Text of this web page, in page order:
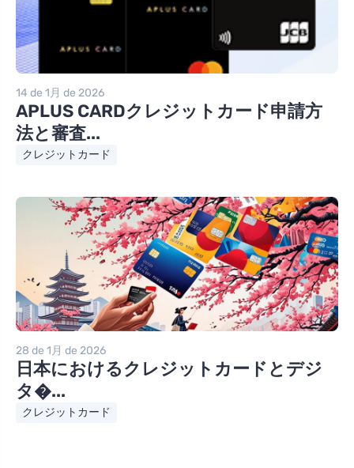
14 de 1月 de 2026
APLUS CARDクレジットカード申請方
法と審査...
クレジットカード
28 de 1月 de 2026
日本におけるクレジットカードとデジ
タ�...
クレジットカード